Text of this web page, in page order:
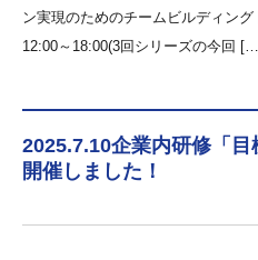
ン実現のためのチームビルディング
12:00～18:00(3回シリーズの今回
2025.7.10企業内研修「
開催しました！